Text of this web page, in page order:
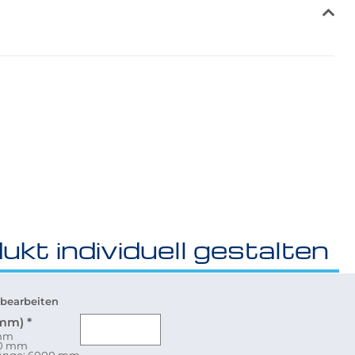
individuell gestalten
*
mm